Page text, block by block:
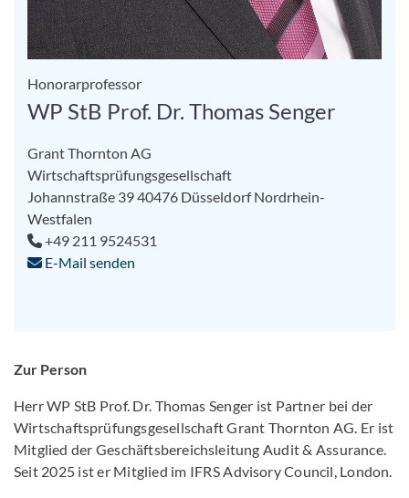
Honorarprofessor
WP StB Prof. Dr. Thomas Senger
Grant Thornton AG
Wirtschaftsprüfungsgesellschaft
Johannstraße 3940476 Düsseldorf Nordrhein-
Westfalen
+49 211 9524531
E-Mail senden
Zur Person
Herr WP StB Prof. Dr. Thomas Senger ist Partner bei der
Wirtschaftsprüfungsgesellschaft Grant Thornton AG. Er ist
Mitglied der Geschäftsbereichsleitung Audit & Assurance.
Seit 2025 ist er Mitglied im IFRS Advisory Council, London.